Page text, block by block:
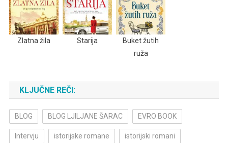
Zlatna žila Starija
Buket žutih
ruža
KLJUČNE REČI:
BLOG BLOG LJILJANE ŠARAC EVRO BOOK
Intervju istorijske romane istorijski romani